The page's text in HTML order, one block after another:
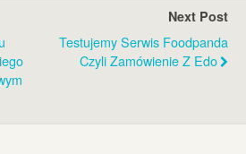
Next Post
Testujemy Serwis Foodpanda
Czyli Zamówienie Z Edo